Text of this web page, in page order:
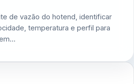
de vazão do hotend, identificar
temperatura e perfil para